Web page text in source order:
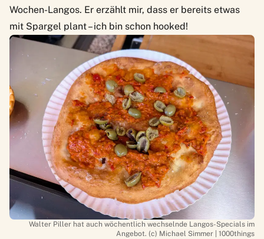
Wochen-Langos. Er erzählt mir, dass er bereits etwas
mit Spargel plant – ich bin schon hooked!
Walter Piller hat auch wöchentlich wechselnde Langos-Specials im
Angebot. (c) Michael Simmer | 1000things